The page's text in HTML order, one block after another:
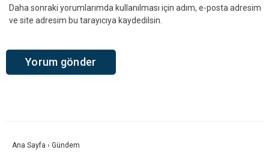
Daha sonraki yorumlarımda kullanılması için adım, e-posta adresim
ve site adresim bu tarayıcıya kaydedilsin.
Ana Sayfa › Gündem